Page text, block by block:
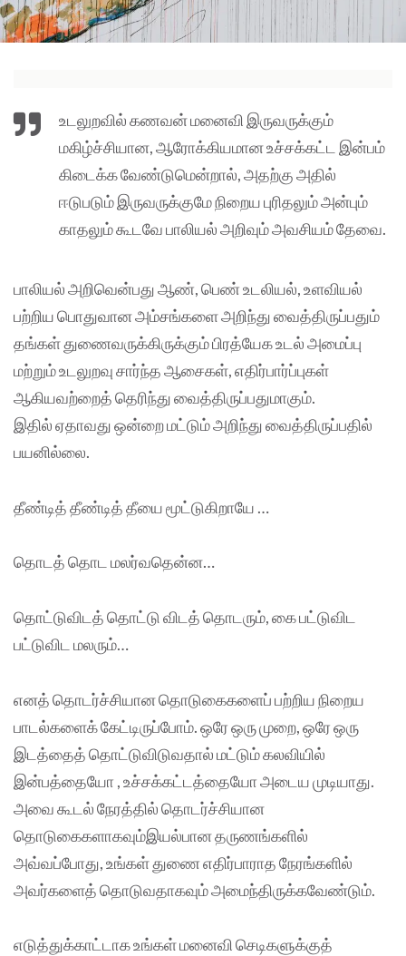
உடலுறவில் கணவன் மனைவி இருவருக்கும்
மகிழ்ச்சியான, ஆரோக்கியமான உச்சக்கட்ட இன்பம்
கிடைக்க வேண்டுமென்றால், அதற்கு அதில்
ஈடுபடும் இருவருக்குமே நிறைய புரிதலும் அன்பும்
காதலும் கூடவே பாலியல் அறிவும் அவசியம் தேவை.
பாலியல் அறிவென்பது ஆண், பெண் உடலியல், உளவியல்
பற்றிய பொதுவான அம்சங்களை அறிந்து வைத்திருப்பதும்
தங்கள் துணைவருக்கிருக்கும் பிரத்யேக உடல் அமைப்பு
மற்றும் உடலுறவு சார்ந்த ஆசைகள், எதிர்பார்ப்புகள்
ஆகியவற்றைத் தெரிந்து வைத்திருப்பதுமாகும்.
இதில் ஏதாவது ஒன்றை மட்டும் அறிந்து வைத்திருப்பதில்
பயனில்லை.
தீண்டித் தீண்டித் தீயை மூட்டுகிறாயே …
தொடத் தொட மலர்வதென்ன…
தொட்டுவிடத் தொட்டு விடத் தொடரும், கை பட்டுவிட
பட்டுவிட மலரும்…
எனத் தொடர்ச்சியான தொடுகைகளைப் பற்றிய நிறைய
பாடல்களைக் கேட்டிருப்போம். ஒரே ஒரு முறை, ஒரே ஒரு
இடத்தைத் தொட்டுவிடுவதால் மட்டும் கலவியில்
இன்பத்தையோ , உச்சக்கட்டத்தையோ அடைய முடியாது.
அவை கூடல் நேரத்தில் தொடர்ச்சியான
தொடுகைகளாகவும்இயல்பான தருணங்களில்
அவ்வப்போது, உங்கள் துணை எதிர்பாராத நேரங்களில்
அவர்களைத் தொடுவதாகவும் அமைந்திருக்கவேண்டும்.
எடுத்துக்காட்டாக உங்கள் மனைவி செடிகளுக்குத்